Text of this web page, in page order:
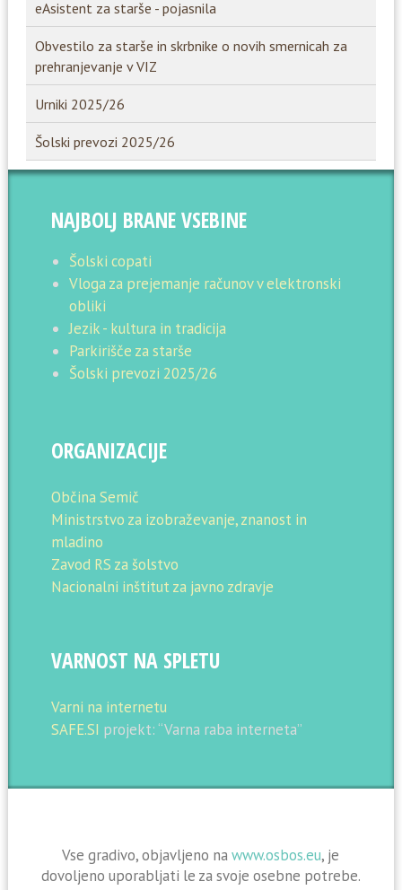
eAsistent za starše - pojasnila
Obvestilo za starše in skrbnike o novih smernicah za
prehranjevanje v VIZ
Urniki 2025/26
Šolski prevozi 2025/26
NAJBOLJ BRANE VSEBINE
Šolski copati
Vloga za prejemanje računov v elektronski
obliki
Jezik - kultura in tradicija
Parkirišče za starše
Šolski prevozi 2025/26
ORGANIZACIJE
Občina Semič
Ministrstvo za izobraževanje, znanost in
mladino
Zavod RS za šolstvo
Nacionalni inštitut za javno zdravje
VARNOST NA SPLETU
Varni na internetu
SAFE.SI projekt: “Varna raba interneta”
Vse gradivo, objavljeno nawww.osbos.eu, je
dovoljeno uporabljati le za svoje osebne potrebe.